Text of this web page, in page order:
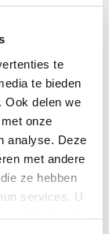
te
te bieden
Ook delen we
onze
analyse. Deze
met andere
ze hebben
services. U